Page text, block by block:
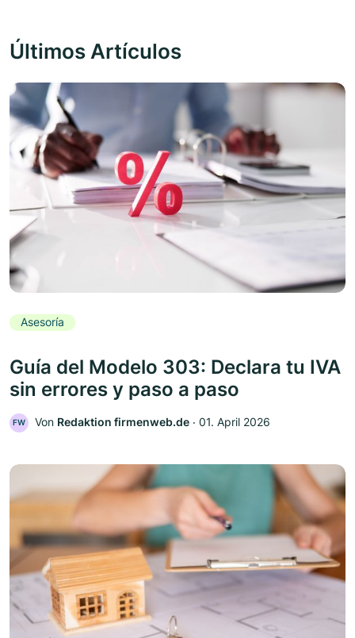
Últimos Artículos
Asesoría
Guía del Modelo 303: Declara tu IVA
sin errores y paso a paso
FW Von Redaktion firmenweb.de ‧ 01. April 2026